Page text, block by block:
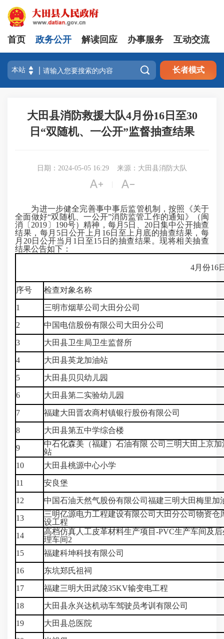
首页 政务公开 解读回应 办事服务 互动交流
 长者模式
大田县消防救援大队4月份16日至30
日“双随机、一公开”监督抽查结果
日期：2024-05-05 16:29 来源：大田县消防大队
 
为进一步健全完善事中事后监管机制，按照《关于
全面做好“双随机、一公开”消防监管工作的通知》（闽
消〔2019〕190号）精神，每月5日、20日集中公开抽查
结果，每月5日公开上月16日至上月底的抽查结果，每
月20日公开当月1日至15日的抽查结果。现将相关抽查
结果公告如下：
4月份16
序号 检查对象名称
1 三明市烟草公司大田分公司
2 中国电信股份有限公司大田分公司
3 大田县卫生局卫生监督所
4 大田县英龙加油站
5 大田县贝贝幼儿园
6 大田县第二实验幼儿园
7 福建大田晋农商村镇银行股份有限公司
8 大田县第五中学综合楼
9
中石化森美（福建）石油有限 公司三明大田上京加
站
10
大田县桃源中心小学
11 安良堡
12 中国石油天然气股份有限公司福建三明大田梅里加
13
三明亿源电力工程建设有限公司大田分公司物资仓
设工程
14
高档仿真人工皮革材料生产项目-PVC生产车间及后
理车间2
15
福建科坤科技有限公司
16 东坑郑氏祖祠
17 福建三明大田武陵35KV输变电工程
18 大田县永兴达机动车驾驶员考训有限公司
19 大田县总医院